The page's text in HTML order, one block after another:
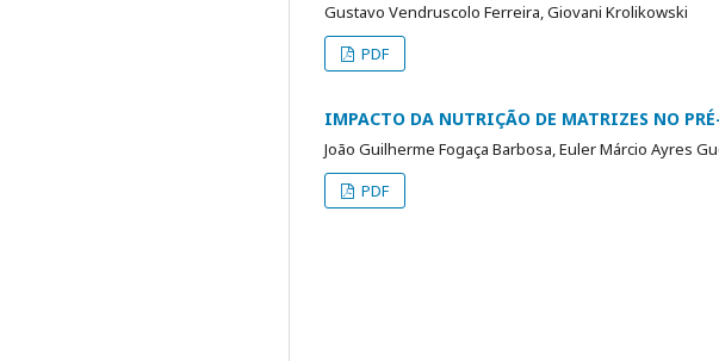
Gustavo Vendruscolo Ferreira, Giovani Krolikowski
PDF
IMPACTO DA NUTRIÇÃO DE MATRIZES NO
João Guilherme Fogaça Barbosa, Euler Márcio Ayres
PDF